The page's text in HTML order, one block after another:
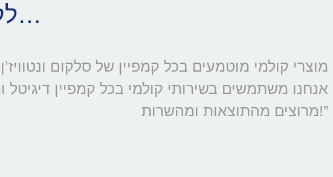
לקוחות אומרים עלינו…
אנחנו משתמשים בשירותי קולמי בכל קמפיין
מרוצים מהתוצאות ומהשרות!”